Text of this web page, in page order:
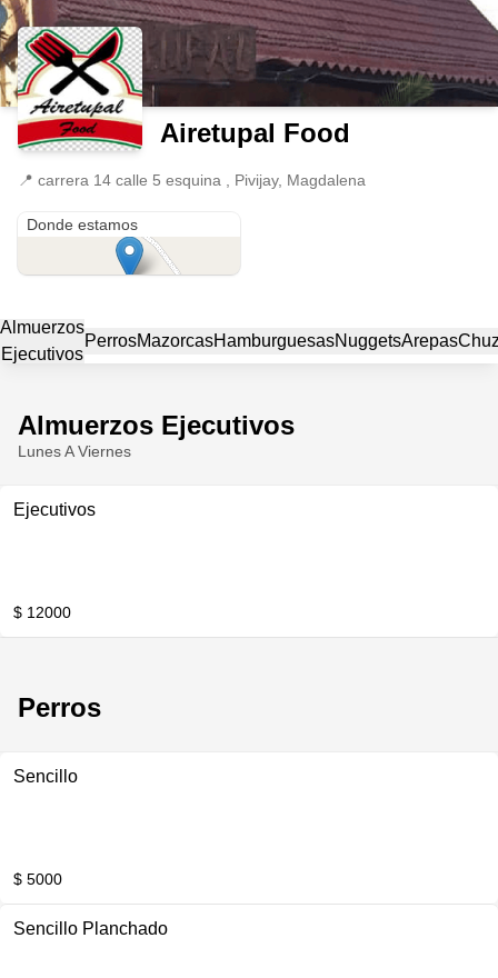
Airetupal Food
📍 carrera 14 calle 5 esquina , Pivijay, Magdalena
Donde estamos
Almuerzos
Ejecutivos
PerrosMazorcasHamburguesasNuggetsArepas
Almuerzos Ejecutivos
Lunes A Viernes
Ejecutivos
$ 12000
Perros
Sencillo
$ 5000
Sencillo Planchado